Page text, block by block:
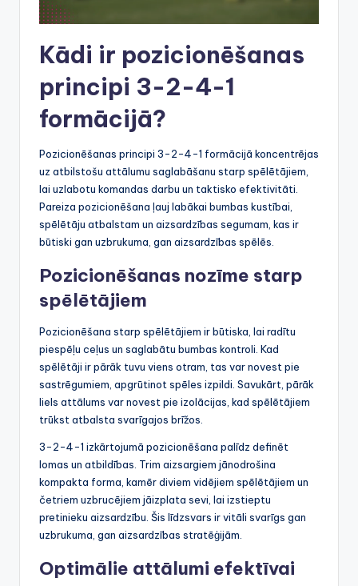
Kādi ir pozicionēšanas
principi 3-2-4-1
formācijā?
Pozicionēšanas principi 3-2-4-1 formācijā koncentrējas
uz atbilstošu attālumu saglabāšanu starp spēlētājiem,
lai uzlabotu komandas darbu un taktisko efektivitāti.
Pareiza pozicionēšana ļauj labākai bumbas kustībai,
spēlētāju atbalstam un aizsardzības segumam, kas ir
būtiski gan uzbrukuma, gan aizsardzības spēlēs.
Pozicionēšanas nozīme starp
spēlētājiem
Pozicionēšana starp spēlētājiem ir būtiska, lai radītu
piespēļu ceļus un saglabātu bumbas kontroli. Kad
spēlētāji ir pārāk tuvu viens otram, tas var novest pie
sastrēgumiem, apgrūtinot spēles izpildi. Savukārt, pārāk
liels attālums var novest pie izolācijas, kad spēlētājiem
trūkst atbalsta svarīgajos brīžos.
3-2-4-1 izkārtojumā pozicionēšana palīdz definēt
lomas un atbildības. Trim aizsargiem jānodrošina
kompakta forma, kamēr diviem vidējiem spēlētājiem un
četriem uzbrucējiem jāizplata sevi, lai izstieptu
pretinieku aizsardzību. Šis līdzsvars ir vitāli svarīgs gan
uzbrukuma, gan aizsardzības stratēģijām.
Optimālie attālumi efektīvai